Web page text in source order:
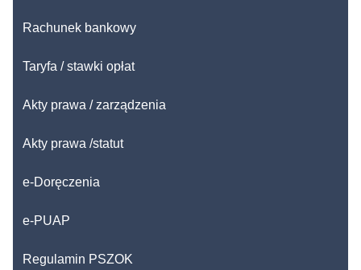
Rachunek bankowy
Taryfa / stawki opłat
Akty prawa / zarządzenia
Akty prawa /statut
e-Doręczenia
e-PUAP
Regulamin PSZOK